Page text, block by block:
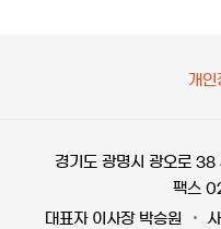
개인
경기도 광명시 광오로 38
팩스
대표자 이사장 박승원